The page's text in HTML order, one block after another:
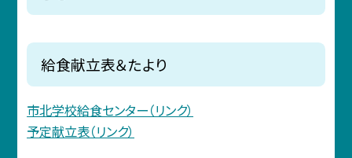
給食献立表＆たより
市北学校給食センター（リンク）
予定献立表（リンク）